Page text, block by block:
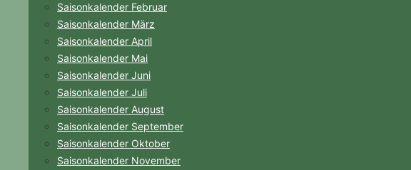
Saisonkalender Februar
Saisonkalender März
Saisonkalender April
Saisonkalender Mai
Saisonkalender Juni
Saisonkalender Juli
Saisonkalender August
Saisonkalender September
Saisonkalender Oktober
Saisonkalender November